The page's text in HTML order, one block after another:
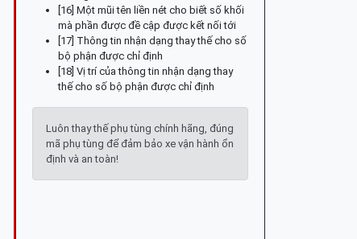
[16] Một mũi tên liền nét cho biết số khối
mà phần được đề cập được kết nối tới
[17] Thông tin nhận dạng thay thế cho số
bộ phận được chỉ định
[18] Vị trí của thông tin nhận dạng thay
thế cho số bộ phận được chỉ định
Luôn thay thế phụ tùng chính hãng, đúng
mã phụ tùng để đảm bảo xe vận hành ổn
định và an toàn!